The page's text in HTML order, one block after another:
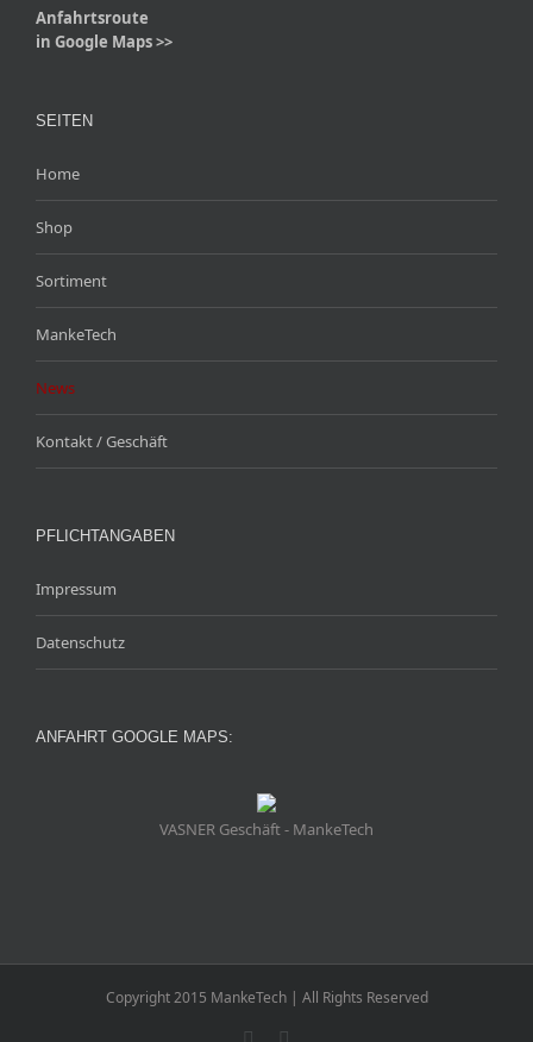
Anfahrtsroute
in Google Maps >>
SEITEN
Home
Shop
Sortiment
MankeTech
News
Kontakt / Geschäft
PFLICHTANGABEN
Impressum
Datenschutz
ANFAHRT GOOGLE MAPS:
VASNER Geschäft - MankeTech
Copyright 2015 MankeTech | All Rights Reserved